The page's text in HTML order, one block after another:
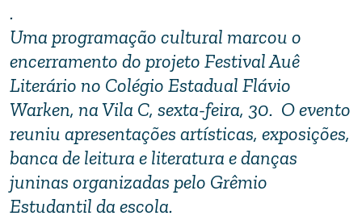
.
Uma programação cultural marcou o
encerramento do projeto Festival Auê
Literário no Colégio Estadual Flávio
Warken, na Vila C, sexta-feira, 30. O evento
reuniu apresentações artísticas, exposições,
banca de leitura e literatura e danças
juninas organizadas pelo Grêmio
Estudantil da escola.